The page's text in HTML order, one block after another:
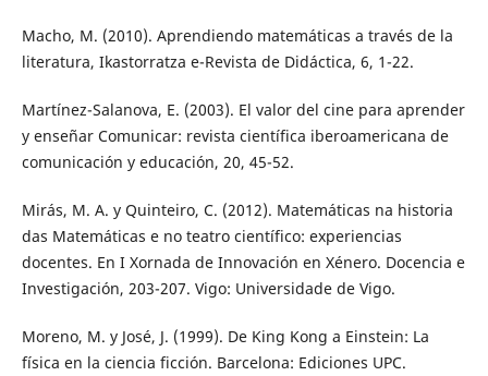
Macho, M. (2010). Aprendiendo matemáticas a través de la
literatura, Ikastorratza e-Revista de Didáctica, 6, 1-22.
Martínez-Salanova, E. (2003). El valor del cine para aprender
y enseñar Comunicar: revista científica iberoamericana de
comunicación y educación, 20, 45-52.
Mirás, M. A. y Quinteiro, C. (2012). Matemáticas na historia
das Matemáticas e no teatro científico: experiencias
docentes. En I Xornada de Innovación en Xénero. Docencia e
Investigación, 203-207. Vigo: Universidade de Vigo.
Moreno, M. y José, J. (1999). De King Kong a Einstein: La
física en la ciencia ficción. Barcelona: Ediciones UPC.